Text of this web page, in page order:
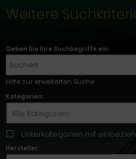
Weitere
Geben Sie Ihre Suchbegriffe ein:
Hilfe zur erweiterten Suche
Kategorien:
Alle Kategorien
Unterkategorien mit
Hersteller: